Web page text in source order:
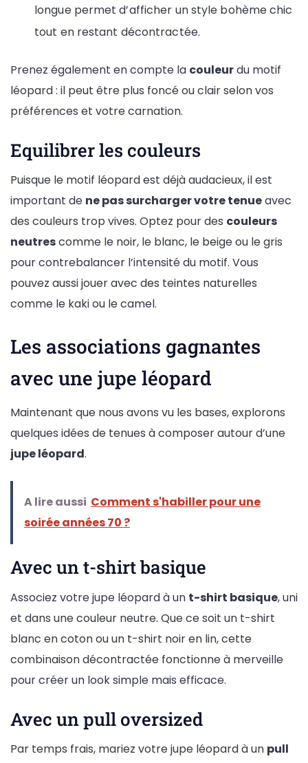
longue permet d’afficher un style bohème chic
tout en restant décontractée.
Prenez également en compte la couleurdu motif
léopard : il peut être plus foncé ou clair selon vos
préférences et votre carnation.
Equilibrer les couleurs
Puisque le motif léopard est déjà audacieux, il est
important de ne pas surcharger votre tenueavec
des couleurs trop vives. Optez pour des couleurs
neutrescomme le noir, le blanc, le beige ou le gris
pour contrebalancer l’intensité du motif. Vous
pouvez aussi jouer avec des teintes naturelles
comme le kaki ou le camel.
Les associations gagnantes
avec une jupe léopard
Maintenant que nous avons vu les bases, explorons
quelques idées de tenues à composer autour d’une
jupe léopard.
A lire aussi Comment s'habiller pour une
soirée années 70 ?
Avec un t-shirt basique
Associez votre jupe léopard à un t-shirt basique, uni
et dans une couleur neutre. Que ce soit un t-shirt
blanc en coton ou un t-shirt noir en lin, cette
combinaison décontractée fonctionne à merveille
pour créer un look simple mais efficace.
Avec un pull oversized
Par temps frais, mariez votre jupe léopard à un pull